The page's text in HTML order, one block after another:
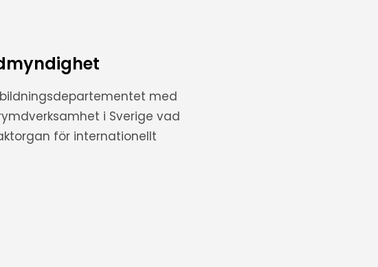
med
i Sverige vad
för internationellt